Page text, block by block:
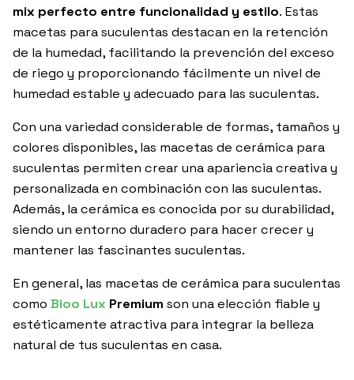
mix perfecto entre funcionalidad y estilo. Estas
macetas para suculentas destacan en la retención
de la humedad, facilitando la prevención del exceso
de riego y proporcionando fácilmente un nivel de
humedad estable y adecuado para las suculentas.
Con una variedad considerable de formas, tamaños y
colores disponibles, las macetas de cerámica para
suculentas permiten crear una apariencia creativa y
personalizada en combinación con las suculentas.
Además, la cerámica es conocida por su durabilidad,
siendo un entorno duradero para hacer crecer y
mantener las fascinantes suculentas.
En general, las macetas de cerámica para suculentas
como Bioo Lux Premium son una elección fiable y
estéticamente atractiva para integrar la belleza
natural de tus suculentas en casa.